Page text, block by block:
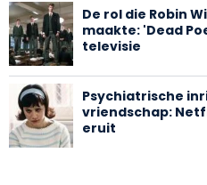
De rol die Robin
maakte: 'Dead
televisie
Psychiatrische
vriendschap:
eruit